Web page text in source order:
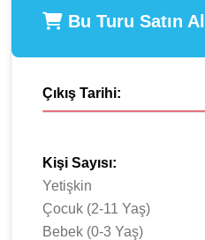
Bu Turu Satın Al
Çıkış Tarihi:
Kişi Sayısı:
Yetişkin
Çocuk (2-11 Yaş)
Bebek (0-3 Yaş)